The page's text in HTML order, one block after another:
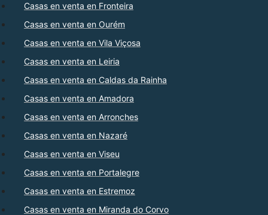
Casas en venta en Fronteira
Casas en venta en Ourém
Casas en venta en Vila Viçosa
Casas en venta en Leiria
Casas en venta en Caldas da Rainha
Casas en venta en Amadora
Casas en venta en Arronches
Casas en venta en Nazaré
Casas en venta en Viseu
Casas en venta en Portalegre
Casas en venta en Estremoz
Casas en venta en Miranda do Corvo